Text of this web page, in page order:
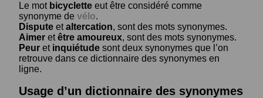
Le mot bicyclette eut être considéré comme
synonyme de vélo.
Dispute etaltercation, sont des mots synonymes.
Aimer etêtre amoureux, sont des mots synonymes.
Peur et inquiétude sont deux synonymes que l’on
retrouve dans ce dictionnaire des synonymes en
ligne.
Usage d’un dictionnaire des synonymes